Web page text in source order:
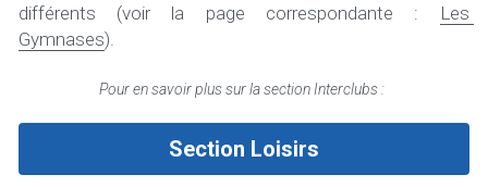
différents (voir la page correspondante :
Les
Gymnases).
Pour en savoir plus sur la section Interclubs :
Section Loisirs